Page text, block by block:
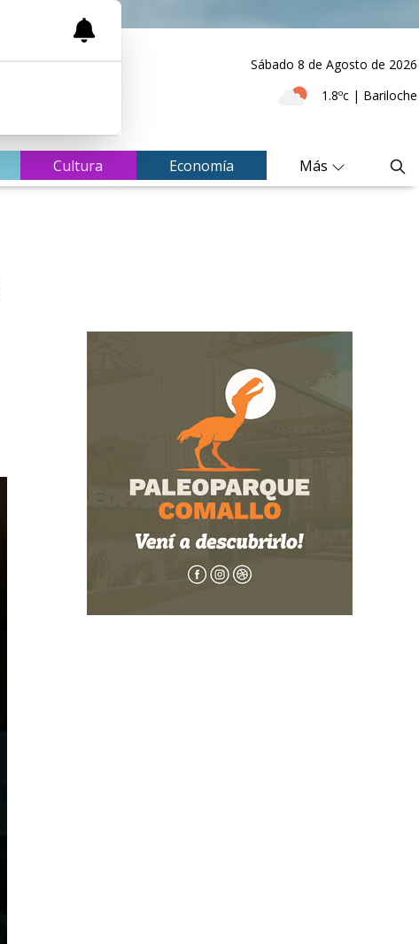
Sábado 8 de Agosto de 2026
1.8ºc | Bariloche
Cultura Economía Más